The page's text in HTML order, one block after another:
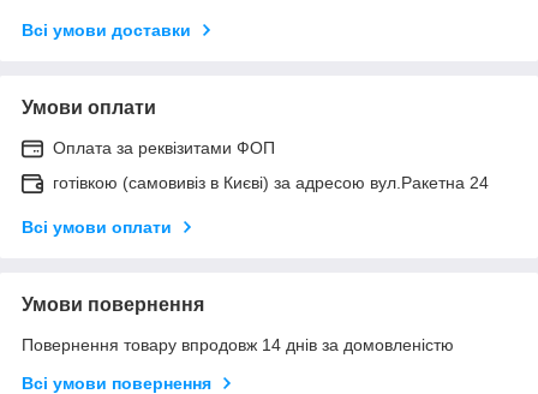
Всі умови доставки
Умови оплати
Оплата за реквізитами ФОП
готівкою (самовивіз в Києві) за адресою вул.Ракетна 24
Всі умови оплати
Умови повернення
Повернення товару впродовж 14 днів за домовленістю
Всі умови повернення